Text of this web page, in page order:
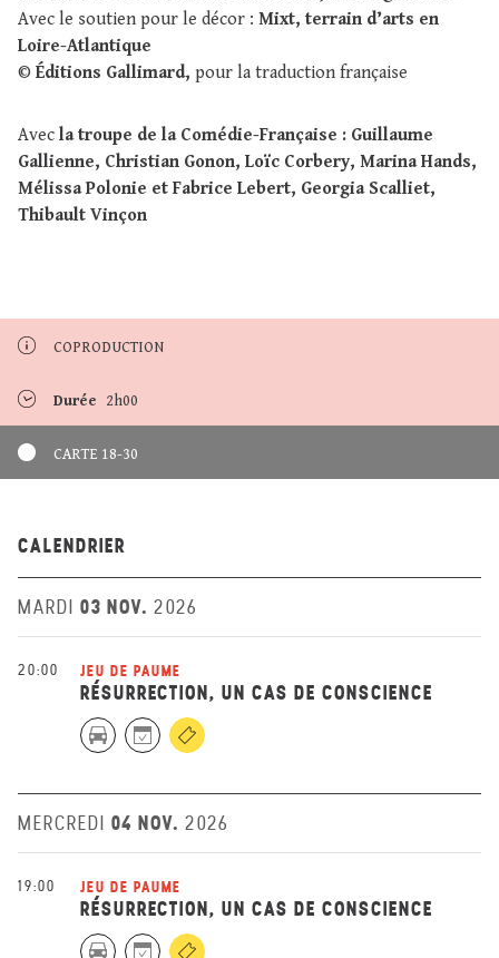
Avec le soutien pour le décor : Mixt, terrain d’arts en
Loire-Atlantique
© Éditions Gallimard, pour la traduction française
Avec la troupe de la Comédie-Française : Guillaume
Gallienne, Christian Gonon, Loïc Corbery, Marina Hands,
Mélissa Polonie et Fabrice Lebert, Georgia Scalliet,
Thibault Vinçon
COPRODUCTION
Durée 2h00
CARTE 18-30
CALENDRIER
MARDI 03 NOV. 2026
20:00 JEU DE PAUME
RÉSURRECTION, UN CAS DE CONSCIENCE
MERCREDI 04 NOV. 2026
19:00 JEU DE PAUME
RÉSURRECTION, UN CAS DE CONSCIENCE